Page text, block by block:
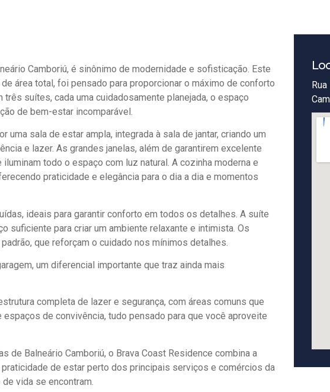
Camboriú, é sinônimo de modernidade e sofisticação. Este
área total, foi pensado para proporcionar o máximo de conforto
suítes, cada uma cuidadosamente planejada, o espaço
de bem-estar incomparável.
uma sala de estar ampla, integrada à sala de jantar, criando um
e lazer. As grandes janelas, além de garantirem excelente
todo o espaço com luz natural. A cozinha moderna e
praticidade e elegância para o dia a dia e momentos
ideais para garantir conforto em todos os detalhes. A suíte
suficiente para criar um ambiente relaxante e intimista. Os
que reforçam o cuidado nos mínimos detalhes.
um diferencial importante que traz ainda mais
completa de lazer e segurança, com áreas comuns que
de convivência, tudo pensado para que você aproveite
de Balneário Camboriú, o Brava Coast Residence combina a
de estar perto dos principais serviços e comércios da
vida se encontram.